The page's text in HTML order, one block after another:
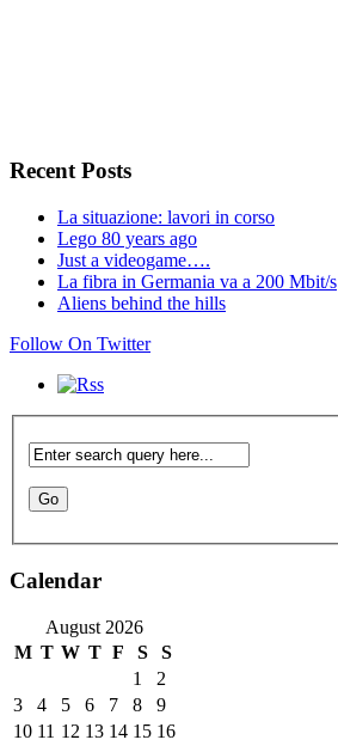
Recent Posts
La situazione: lavori in corso
Lego 80 years ago
Just a videogame….
La fibra in Germania va a 200 Mbit/s
Aliens behind the hills
Follow On Twitter
Calendar
August 2026
M T W T F S S
1
2
3
4 5 6 7 8
9
10 11 12 13 14 15 16